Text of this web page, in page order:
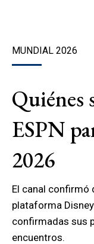
MUNDIAL 2026
Quiénes
ESPN
2026
El canal confirmó
plataforma
confirmadas sus
encuentros.